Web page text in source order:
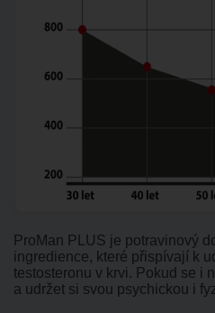
ProMan PLUS je potravinový
ingredience, které přispívají k
testosteronu v krvi. Pokud se i
a udržet si svou psychickou i